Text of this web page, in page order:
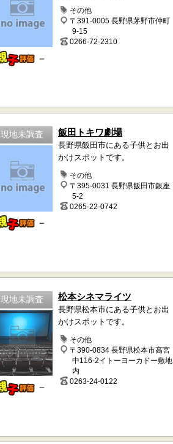
－
その他
〒391-0005 長野県茅野市仲町
9-15
0266-72-2310
現地未調査
－
飯田トキワ劇場
長野県飯田市にある子供とお出
かけスポットです。
その他
〒395-0031 長野県飯田市銀座
5-2
0265-22-0742
現地未調査
－
松本シネマライツ
長野県松本市にある子供とお出
かけスポットです。
その他
〒390-0834 長野県松本市高宮
中116-2イトーヨーカドー敷地
内
0263-24-0122